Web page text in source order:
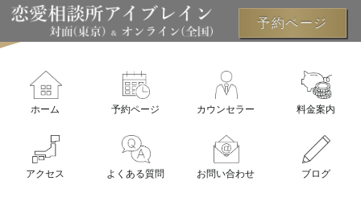
ホーム 予約ページ カウンセラー 料金案内
アクセス よくある質問 お問い合わせ ブログ
予約ページ